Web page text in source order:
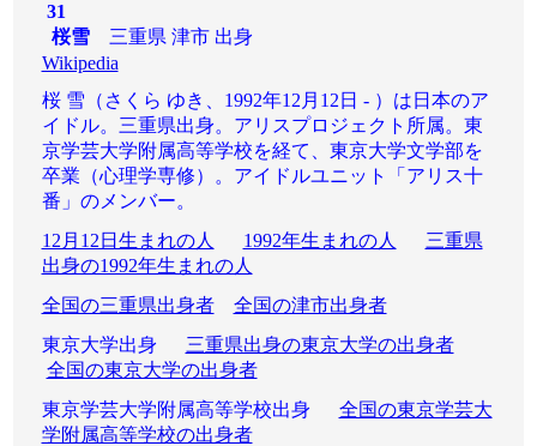
31
桜雪三重県 津市 出身
Wikipedia
桜 雪（さくら ゆき、1992年12月12日 - ）は日本のア
イドル。三重県出身。アリスプロジェクト所属。東
京学芸大学附属高等学校を経て、東京大学文学部を
卒業（心理学専修）。アイドルユニット「アリス十
番」のメンバー。
12月12日生まれの人
1992年生まれの人
三重県
出身の1992年生まれの人
全国の三重県出身者
全国の津市出身者
東京大学出身 三重県出身の東京大学の出身者
全国の東京大学の出身者
東京学芸大学附属高等学校出身 全国の東京学芸大
学附属高等学校の出身者